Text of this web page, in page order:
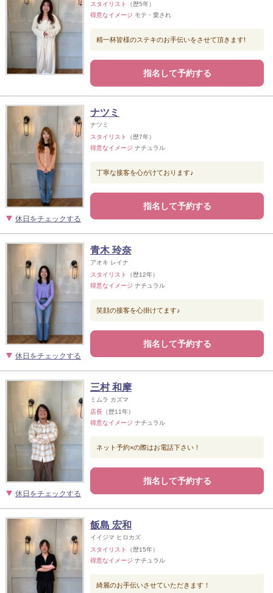
スタイリスト
（歴5年）
得意なイメージ モテ・愛され
精一杯皆様のステキのお手伝いをさせて頂きます!
指名して予約する
休日をチェックする
ナツミ
ナツミ
スタイリスト
（歴7年）
得意なイメージ ナチュラル
丁寧な接客を心がけております♪
指名して予約する
休日をチェックする
青木 玲奈
アオキ レイナ
スタイリスト
（歴12年）
得意なイメージ ナチュラル
笑顔の接客を心掛けてます♪
指名して予約する
休日をチェックする
三村 和摩
ミムラ カズマ
店長 （歴11年）
得意なイメージ ナチュラル
ネット予約×の際はお電話下さい！
指名して予約する
飯島 宏和
イイジマ ヒロカズ
スタイリスト
（歴15年）
得意なイメージ ナチュラル
綺麗のお手伝いさせていただきます！